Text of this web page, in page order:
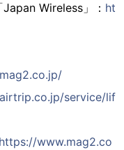
Wireless」： ht
service/lif
https://www.mag2.co